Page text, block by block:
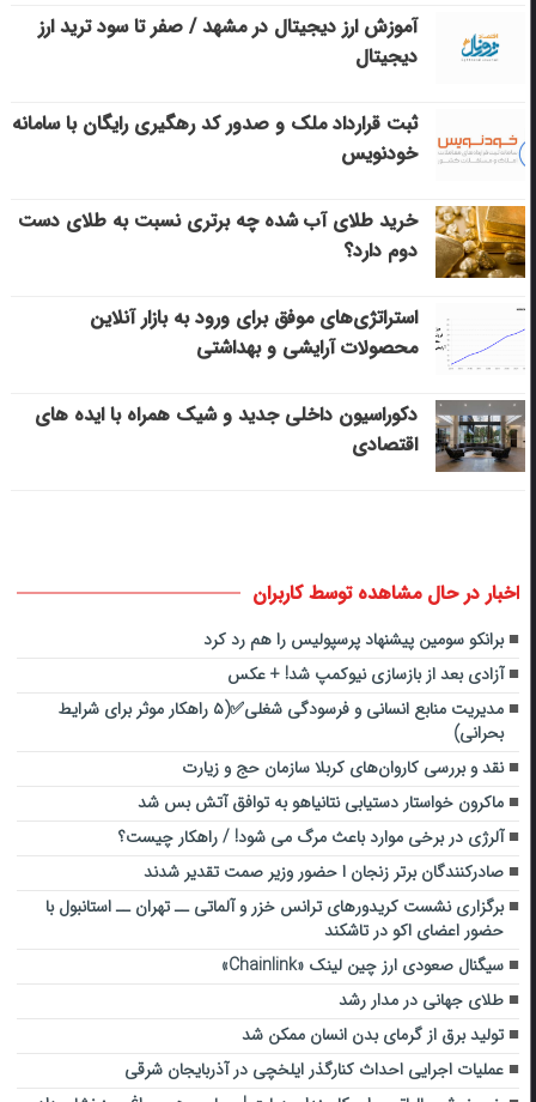
آموزش ارز دیجیتال در مشهد / صفر تا سود ترید ارز
دیجیتال
ثبت قرارداد ملک و صدور کد رهگیری رایگان با سامانه
خودنویس
خرید طلای آب شده چه برتری نسبت به طلای دست
دوم دارد؟
استراتژی‌های موفق برای ورود به بازار آنلاین
محصولات آرایشی و بهداشتی
دکوراسیون داخلی جدید و شیک همراه با ایده های
اقتصادی
اخبار در حال مشاهده توسط کاربران
برانکو سومین پیشنهاد پرسپولیس را هم رد کرد
آزادی بعد از بازسازی نیوکمپ شد! + عکس
مدیریت منابع انسانی و فرسودگی شغلی✅(۵ راهکار موثر برای شرایط
بحرانی)
نقد و بررسی کاروان‌های کربلا سازمان حج و زیارت
ماکرون خواستار دستیابی نتانیاهو به توافق آتش بس شد
آلرژی در برخی موارد باعث مرگ می شود! / راهکار چیست؟
صادرکنندگان برتر زنجان ا حضور وزیر صمت تقدیر شدند
برگزاری نشست کریدورهای ترانس خزر و آلماتی ــ تهران ــ استانبول با
حضور اعضای اکو در تاشکند
سیگنال صعودی ارز چین لینک «Chainlink»
طلای جهانی در مدار رشد
تولید برق از گرمای بدن انسان ممکن شد
عملیات اجرایی احداث کنارگذر ایلخچی در آذربایجان شرقی